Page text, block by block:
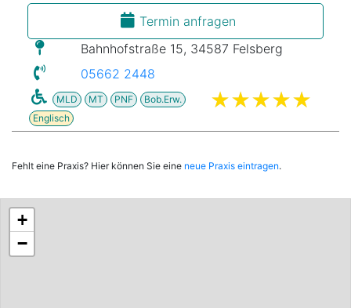
Termin anfragen
Bahnhofstraße 15, 34587 Felsberg
05662 2448
MLD MT PNF
Bob.Erw.
Englisch
Fehlt eine Praxis? Hier können Sie eine neue Praxis eintragen.
+
−